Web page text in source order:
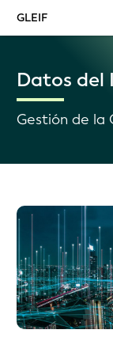
GLEIF
Datos del
Gestión de la